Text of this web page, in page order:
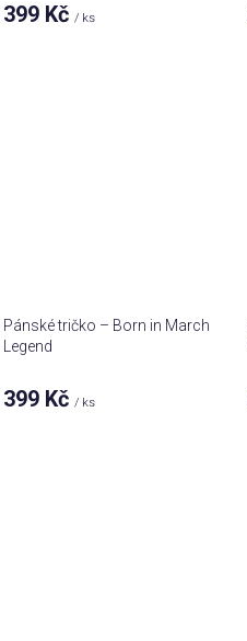
399 Kč/ ks
Pánské tričko – Born in March
Legend
399 Kč / ks